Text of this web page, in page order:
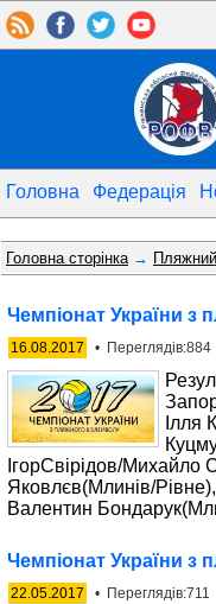
Головна Федерація
Головна сторінка→
Чемпіонат України з
16.08.2017 •
ІгорСвiрiдов/Михайло
Яковлєв(Млинів/
Валентин
Чемпіонат України з
22.05.2017 •